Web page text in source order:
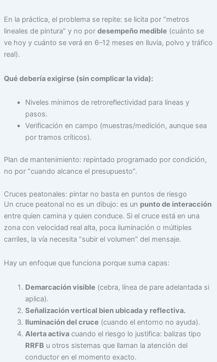
En la práctica, el problema se repite: se licita por “metros
lineales de pintura” y no por desempeño medible (cuánto se
ve hoy y cuánto se verá en 6–12 meses en lluvia, polvo y tráfico
real).
Qué debería exigirse (sin complicar la vida):
Niveles mínimos de retroreflectividad para líneas y
pasos.
Verificación en campo (muestras/medición, aunque sea
por tramos críticos).
Plan de mantenimiento: repintado programado por condición,
no por “cuando alcance el presupuesto”.
Cruces peatonales: pintar no basta en puntos de riesgo
Un cruce peatonal no es un dibujo: es un punto de interacción
entre quien camina y quien conduce. Si el cruce está en una
zona con velocidad real alta, poca iluminación o múltiples
carriles, la vía necesita “subir el volumen” del mensaje.
Hay un enfoque que funciona porque suma capas:
Demarcación visible (cebra, línea de pare adelantada si
aplica).
Señalización vertical bien ubicada y reflectiva.
Iluminación del cruce (cuando el entorno no ayuda).
Alerta activacuando el riesgo lo justifica: balizas tipo
RRFB u otros sistemas que llaman la atención del
conductor en el momento exacto.